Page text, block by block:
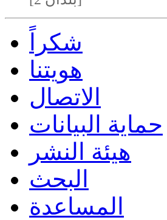
شكراً
هويتنا
الاتصال
حماية البيانات
هيئة النشر
البحث
المساعدة